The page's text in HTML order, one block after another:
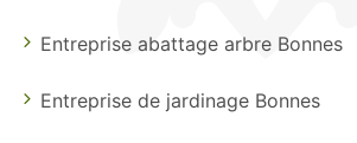
Entreprise abattage arbre Bonnes
Entreprise de jardinage Bonnes